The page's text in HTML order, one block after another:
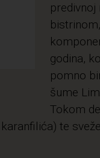
godina,
pomno
šume
Tokom
te